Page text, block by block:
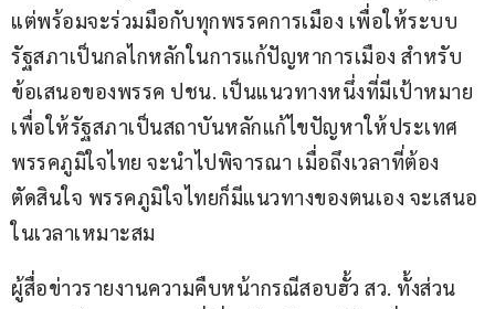
แต่พร้อมจะร่วมมือกับทุกพรรคการเมือง เพื่อให้ระบบ
รัฐสภาเป็นกลไกหลักในการแก้ปัญหาการเมือง สำหรับ
ข้อเสนอของพรรค ปชน. เป็นแนวทางหนึ่งที่มีเป้าหมาย
เพื่อให้รัฐสภาเป็นสถาบันหลักแก้ไขปัญหาให้ประเทศ
พรรคภูมิใจไทย จะนำไปพิจารณา เมื่อถึงเวลาที่ต้อง
ตัดสินใจ พรรคภูมิใจไทยก็มีแนวทางของตนเอง จะเสนอ
ในเวลาเหมาะสม
ผู้สื่อข่าวรายงานความคืบหน้ากรณีสอบฮั้ว สว. ทั้งส่วน